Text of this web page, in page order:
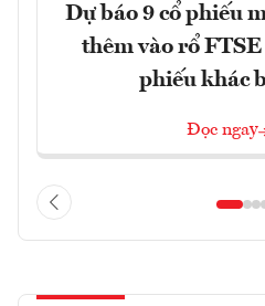
Dự báo 9 cổ phiếu
thêm vào rổ
phiếu khác
Đọc ngay